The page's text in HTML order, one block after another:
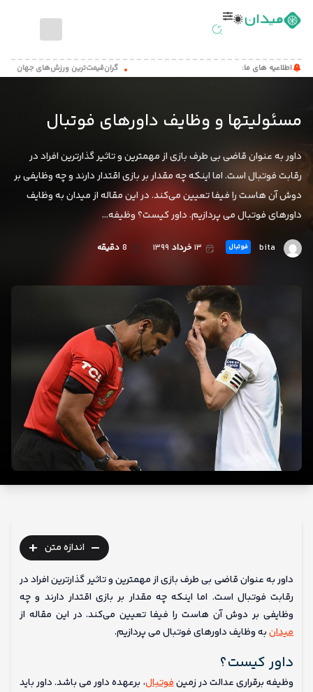
اطلاعیه های ما: گران‌قیمت‌ترین ورزش‌های جهان
مسئولیتها و وظایف داورهای فوتبال
داور به عنوان قاضی بی طرف بازی از مهمترین و تاثیر گذارترین افراد در
رقابت فوتبال است. اما اینکه چه مقدار بر بازی اقتدار دارند و چه وظایفی بر
دوش آن هاست را فیفا تعیین می‌کند. در این مقاله از میدان به وظایف
داورهای فوتبال می پردازیم. داور کیست؟ وظیفه…
bita فوتبال ۱۳ خرداد ۱۳۹۹ 8 دقیقه
- اندازه متن +
داور به عنوان قاضی بی طرف بازی از مهمترین و تاثیر گذارترین افراد در
رقابت فوتبال است. اما اینکه چه مقدار بر بازی اقتدار دارند و چه
وظایفی بر دوش آن هاست را فیفا تعیین می‌کند. در این مقاله از
میدانبه وظایف داورهای فوتبال می پردازیم.
داور کیست؟
وظیفه برقراری عدالت در زمینفوتبال، برعهده داور می باشد. داور باید
صفحه
اصلی
ورزشی
آموزشی
میدان
کست
تماس
با